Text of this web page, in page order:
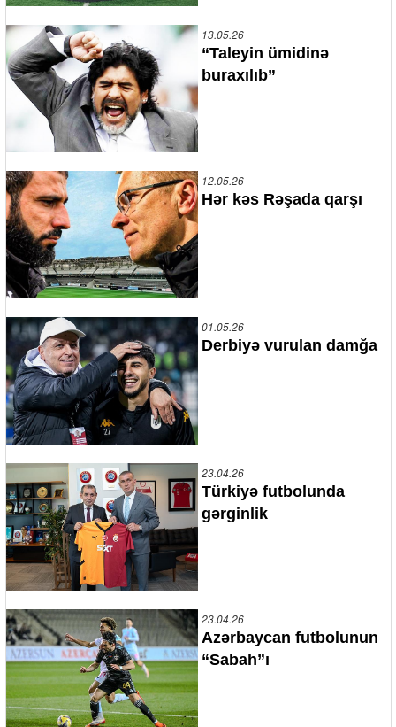
13.05.26
“Taleyin ümidinə
buraxılıb”
12.05.26
Hər kəs Rəşada qarşı
01.05.26
Derbiyə vurulan damğa
23.04.26
Türkiyə futbolunda
gərginlik
23.04.26
Azərbaycan futbolunun
“Sabah”ı